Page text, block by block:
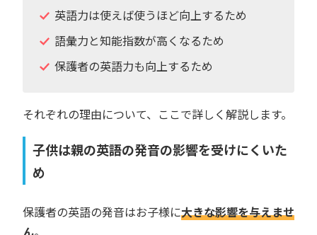
英語力は使えば使うほど向上するため
語彙力と知能指数が高くなるため
保護者の英語力も向上するため
それぞれの理由について、ここで詳しく解説します。
子供は親の英語の発音の影響を受けにくいた
め
保護者の英語の発音はお子様に大きな影響を与えませ
ん。